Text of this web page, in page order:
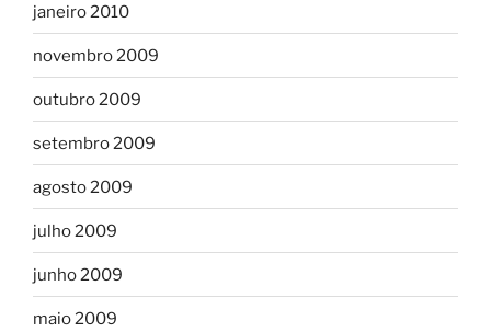
janeiro 2010
novembro 2009
outubro 2009
setembro 2009
agosto 2009
julho 2009
junho 2009
maio 2009